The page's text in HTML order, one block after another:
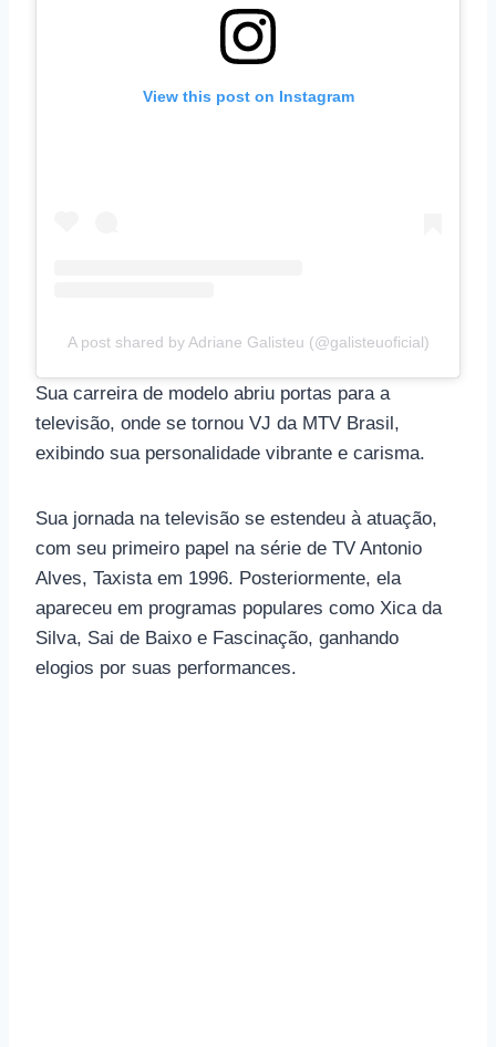
View this post on Instagram
A post shared by Adriane Galisteu (@galisteuoficial)
Sua carreira de modelo abriu portas para a
televisão, onde se tornou VJ da MTV Brasil,
exibindo sua personalidade vibrante e carisma.
Sua jornada na televisão se estendeu à atuação,
com seu primeiro papel na série de TV Antonio
Alves, Taxista em 1996. Posteriormente, ela
apareceu em programas populares como Xica da
Silva, Sai de Baixo e Fascinação, ganhando
elogios por suas performances.